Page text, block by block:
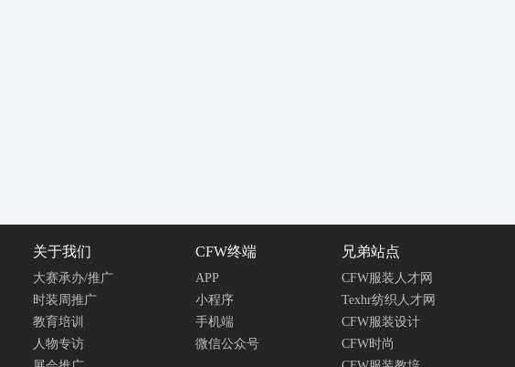
关于我们
大赛承办/推广
时装周推广
教育培训
人物专访
CFW终端
APP
小程序
手机端
微信公众号
兄弟站点
CFW服装人才网
Texhr纺织人才网
CFW服装设计
CFW时尚